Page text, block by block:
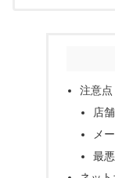
注意点
店
メ
最